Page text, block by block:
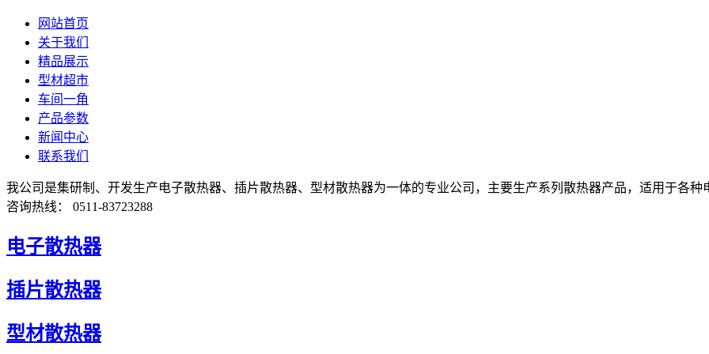
网站首页
关于我们
精品展示
型材超市
车间一角
产品参数
新闻中心
联系我们
我公司是集研制、开发生产电子散热器、插片散热器、型材散热器为一体的专业公司，主要生产系列散热器产品，适用于各种
咨询热线： 0511-83723288
电子散热器
插片散热器
型材散热器